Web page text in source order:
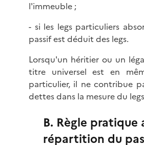
l'immeuble ;
- si les legs particuliers
passif est déduit des legs.
Lorsqu'un héritier ou un
titre universel est en
particulier, il ne contribue
dettes dans la mesure du
B. Règle
répartition du